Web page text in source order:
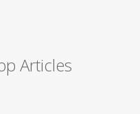
Articles